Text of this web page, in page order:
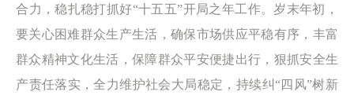
合力，稳扎稳打抓好“十五五”开局之年工作。岁末年初，
要关心困难群众生产生活，确保市场供应平稳有序，丰富
群众精神文化生活，保障群众平安便捷出行，狠抓安全生
产责任落实，全力维护社会大局稳定，持续纠“四风”树新